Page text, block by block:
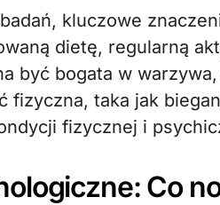
kluczowe
dietę, regularną
być bogata w
fizyczna, taka jak
fizycznej i
Co